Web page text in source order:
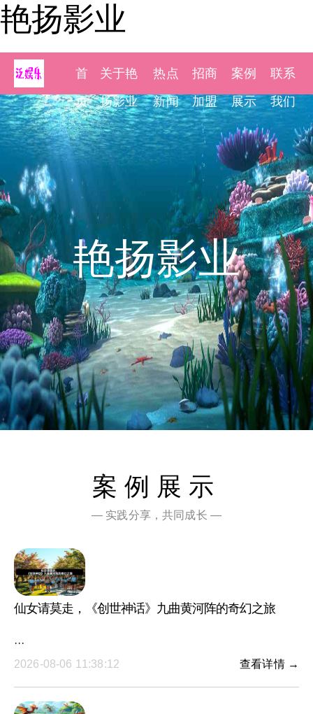
艳扬影业
首
页
关于艳
扬影业
热点
新闻
招商
加盟
案例
展示
联系
我们
艳扬影业
案例展示
— 实践分享，共同成长 —
仙女请莫走，《创世神话》九曲黄河阵的奇幻之旅
···
2026-08-06 11:38:12
查看详情 →